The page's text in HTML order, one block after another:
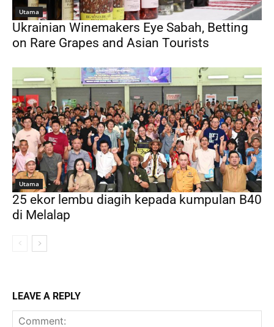
Utama
Ukrainian Winemakers Eye Sabah, Betting
on Rare Grapes and Asian Tourists
Utama
25 ekor lembu diagih kepada kumpulan B40
di Melalap
LEAVE A REPLY